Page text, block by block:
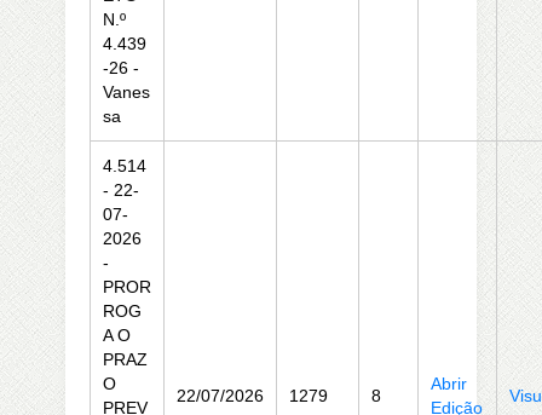
N.º
4.439
-26 -
Vanes
sa
4.514
- 22-
07-
2026
-
PROR
ROG
A O
PRAZ
O
PREV
22/07/2026 1279 8
Abrir
Edição